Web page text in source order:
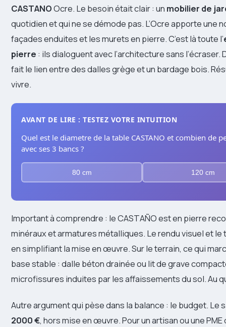
CASTANOOcre. Le besoin était clair : un mobilier de
quotidien et qui ne se démode pas. L’Ocre apporte une
façades enduites et les murets en pierre. C’est là toute l’
pierre : ils dialoguent avec l’architecture sans
fait le lien entre des dalles grège et un bardage bois.
vivre.
AVANT DE LIRE : TESTEZ VOTRE INTUITION
Quel est le diametre de la table CASTANO et combien de
avec ses 3 bancs ?
80 cm 120 cm
Important à comprendre : le CASTAÑO est en pierre
minéraux et armatures métalliques. Le rendu visuel et
en simplifiant la mise en œuvre. Sur le terrain, ce qui
base stable : dalle béton drainée ou lit de grave
microfissures induites par les affaissements du sol. Au
Autre argument qui pèse dans la balance : le budget. Le
2000 €, hors mise en œuvre. Pour un artisan ou une